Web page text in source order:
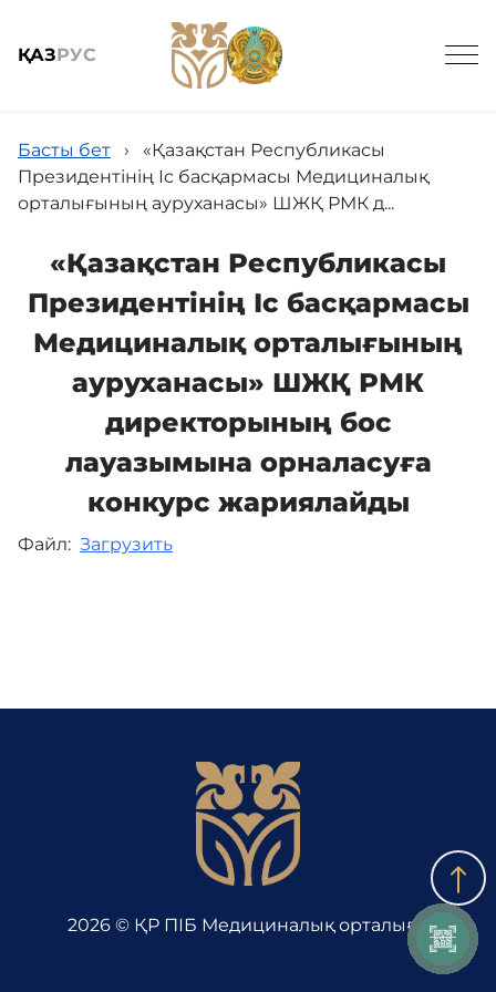
ҚАЗРУС
Жалпы мәлімет
Баспасөз
Заңнама және кадрлармен қамтамасыз ету
Нашар көретіндерге
арналған нұсқа
Басты бет ›
«Қазақстан Республикасы
Президентінің Іс басқармасы Медициналық
орталығының ауруханасы» ШЖҚ РМК д...
«Қазақстан Республикасы
Президентінің Іс басқармасы
Медициналық орталығының
ауруханасы» ШЖҚ РМК
директорының бос
лауазымына орналасуға
конкурс жариялайды
Файл: Загрузить
2026 © ҚР ПІБ Медициналық орталығы